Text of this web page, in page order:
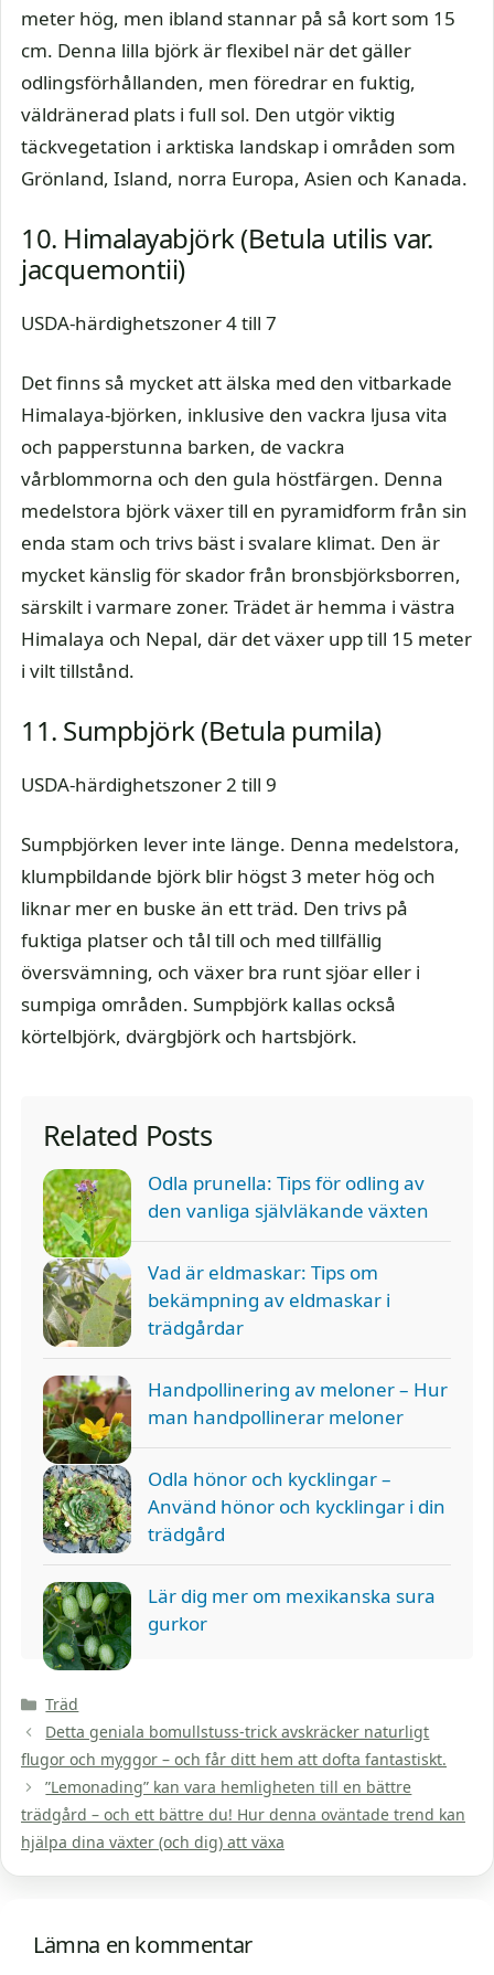
meter hög, men ibland stannar på så kort som 15
cm. Denna lilla björk är flexibel när det gäller
odlingsförhållanden, men föredrar en fuktig,
väldränerad plats i full sol. Den utgör viktig
täckvegetation i arktiska landskap i områden som
Grönland, Island, norra Europa, Asien och Kanada.
10. Himalayabjörk (Betula utilis var.
jacquemontii)
USDA-härdighetszoner 4 till 7
Det finns så mycket att älska med den vitbarkade
Himalaya-björken, inklusive den vackra ljusa vita
och papperstunna barken, de vackra
vårblommorna och den gula höstfärgen. Denna
medelstora björk växer till en pyramidform från sin
enda stam och trivs bäst i svalare klimat. Den är
mycket känslig för skador från bronsbjörksborren,
särskilt i varmare zoner. Trädet är hemma i västra
Himalaya och Nepal, där det växer upp till 15 meter
i vilt tillstånd.
11. Sumpbjörk (Betula pumila)
USDA-härdighetszoner 2 till 9
Sumpbjörken lever inte länge. Denna medelstora,
klumpbildande björk blir högst 3 meter hög och
liknar mer en buske än ett träd. Den trivs på
fuktiga platser och tål till och med tillfällig
översvämning, och växer bra runt sjöar eller i
sumpiga områden. Sumpbjörk kallas också
körtelbjörk, dvärgbjörk och hartsbjörk.
Related Posts
Odla prunella: Tips för odling av
den vanliga självläkande växten
Vad är eldmaskar: Tips om
bekämpning av eldmaskar i
trädgårdar
Handpollinering av meloner – Hur
man handpollinerar meloner
Odla hönor och kycklingar –
Använd hönor och kycklingar i din
trädgård
Lär dig mer om mexikanska sura
gurkor
Kategorier
Träd
Detta geniala bomullstuss-trick avskräcker naturligt
flugor och myggor – och får ditt hem att dofta fantastiskt.
”Lemonading” kan vara hemligheten till en bättre
trädgård – och ett bättre du! Hur denna oväntade trend kan
hjälpa dina växter (och dig) att växa
Lämna en kommentar